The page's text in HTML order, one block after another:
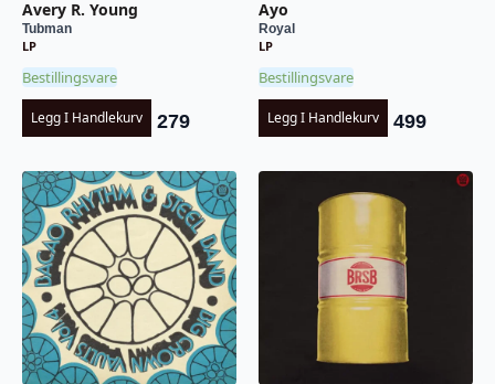
Avery R. Young
Tubman
LP
Bestillingsvare
Legg I Handlekurv 279
Ayo
Royal
LP
Bestillingsvare
Legg I Handlekurv 499